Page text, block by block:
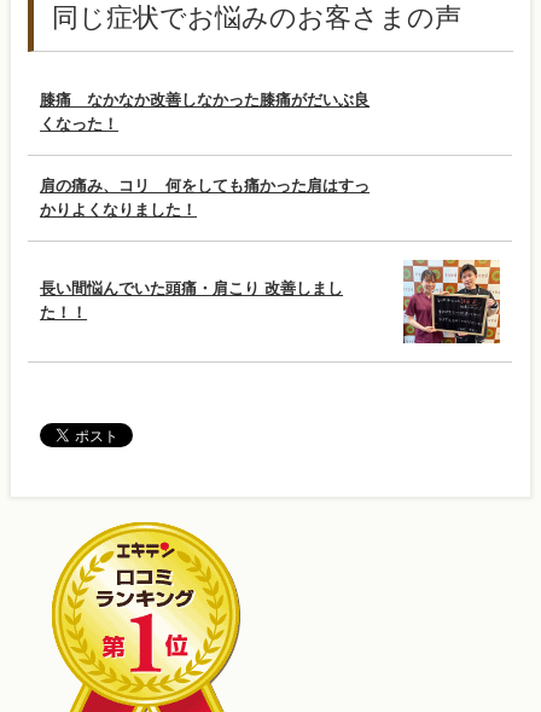
同じ症状でお悩みのお客さまの声
膝痛 なかなか改善しなかった膝痛がだいぶ良
くなった！
肩の痛み、コリ 何をしても痛かった肩はすっ
かりよくなりました！
長い間悩んでいた頭痛・肩こり 改善しまし
た！！